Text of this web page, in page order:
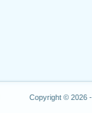
Copyright © 2026